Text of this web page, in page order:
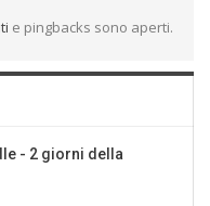
e pingbacks sono aperti.
- 2 giorni della